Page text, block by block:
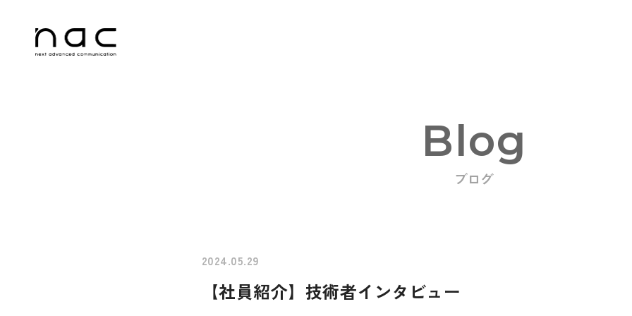
Blog
ブログ
2024.05.29
【社員紹介】技術者インタビュー